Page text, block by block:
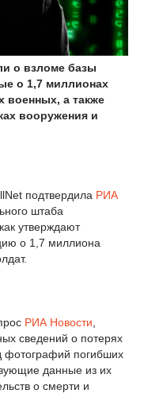
взломе базы
о 1,7 миллионах
военных, а также
вооружения и
подтвердила РИА
штаба
утверждают
о 1,7 миллиона
РИА Новости
сведений о потерях
фотографий погибших
данные из их
о смерти и